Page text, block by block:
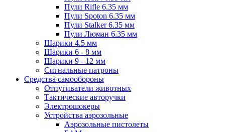
Пули Rifle 6.35 мм
Пули Spoton 6.35 мм
Пули Stalker 6.35 мм
Пули Люман 6.35 мм
Шарики 4.5 мм
Шарики 6 - 8 мм
Шарики 9 - 12 мм
Сигнальные патроны
Средства самообороны
Отпугиватели животных
Тактические авторучки
Электрошокеры
Устройства аэрозольные
Аэрозольные пистолеты